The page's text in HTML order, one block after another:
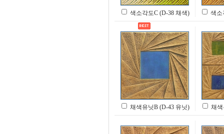
색소각도C (D-38 채색) 색소
채색유닛B (D-43 유닛) 채